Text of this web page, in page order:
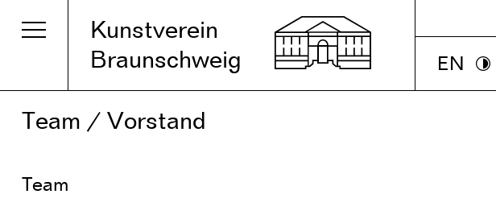
Kunstverein
Braunschweig
EN
Team / Vorstand
Team